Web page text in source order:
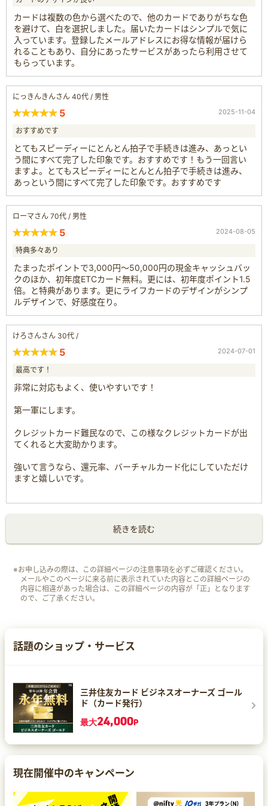
カードは複数の色から選べたので、他のカードでありがちな色
を避けて、白を選択しました。届いたカードはシンプルで気に
入っています。登録したメールアドレスにお得な情報が届けら
れることもあり、自分にあったサービスがあったら利用させて
もらっています。
にっきんきんさん 40代 / 男性
5 2025-11-04
おすすめです
とてもスピーディーにとんとん拍子で手続きは進み、あっとい
う間にすべて完了した印象です。おすすめです！もう一回言い
ますよ。とてもスピーディーにとんとん拍子で手続きは進み、
あっという間にすべて完了した印象です。おすすめです
ローマさん 70代 / 男性
5 2024-08-05
特典多々あり
たまったポイントで3,000円～50,000円の現金キャッシュバッ
クのほか、初年度ETCカード無料。更には、初年度ポイント1.5
倍。と特典があります。更にライフカードのデザインがシンプ
ルデザインで、好感度在り。
けろさんさん 30代 /
5 2024-07-01
最高です！
非常に対応もよく、使いやすいです！
第一軍にします。
クレジットカード難民なので、この様なクレジットカードが出
てくれると大変助かります。
強いて言うなら、還元率、バーチャルカード化にしていただけ
ますと嬉しいです。
続きを読む
※お申し込みの際は、この詳細ページの注意事項を必ずご確認ください。
メールやこのページに来る前に表示されていた内容とこの詳細ページの
内容に相違があった場合は、この詳細ページの内容が「正」となります
ので、ご了承ください。
話題のショップ・サービス
三井住友カード ビジネスオーナーズ ゴール
ド（カード発行）
最大24,000P
現在開催中のキャンペーン